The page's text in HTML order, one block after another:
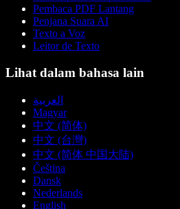
Pembaca PDF Lantang
Penjana Suara AI
Texto a Voz
Leitor de Texto
Lihat dalam bahasa lain
العربية
Magyar
中文 (简体)
中文 (台灣)
中文 (简体 中国大陆)
Čeština
Dansk
Nederlands
English